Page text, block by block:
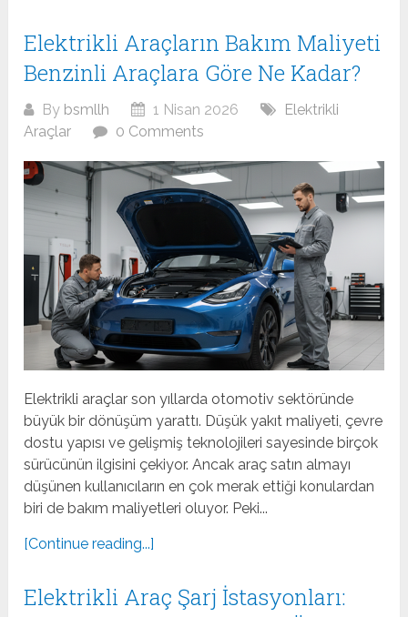
Elektrikli Araçların Bakım Maliyeti
Benzinli Araçlara Göre Ne Kadar?
By bsmllh 1 Nisan 2026
Elektrikli
Araçlar
0 Comments
Elektrikli araçlar son yıllarda otomotiv sektöründe
büyük bir dönüşüm yarattı. Düşük yakıt maliyeti, çevre
dostu yapısı ve gelişmiş teknolojileri sayesinde birçok
sürücünün ilgisini çekiyor. Ancak araç satın almayı
düşünen kullanıcıların en çok merak ettiği konulardan
biri de bakım maliyetleri oluyor. Peki...
[Continue reading...]
Elektrikli Araç Şarj İstasyonları: